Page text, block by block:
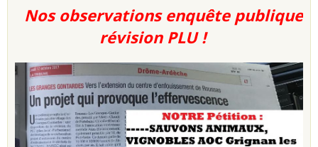
Nos observations enquête publique
révision PLU !